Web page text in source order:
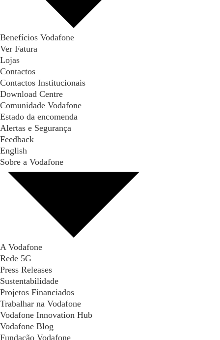
Benefícios Vodafone
Ver Fatura
Lojas
Contactos
Contactos Institucionais
Download Centre
Comunidade Vodafone
Estado da encomenda
Alertas e Segurança
Feedback
English
Sobre a Vodafone
A Vodafone
Rede 5G
Press Releases
Sustentabilidade
Projetos Financiados
Trabalhar na Vodafone
Vodafone Innovation Hub
Vodafone Blog
Fundação Vodafone